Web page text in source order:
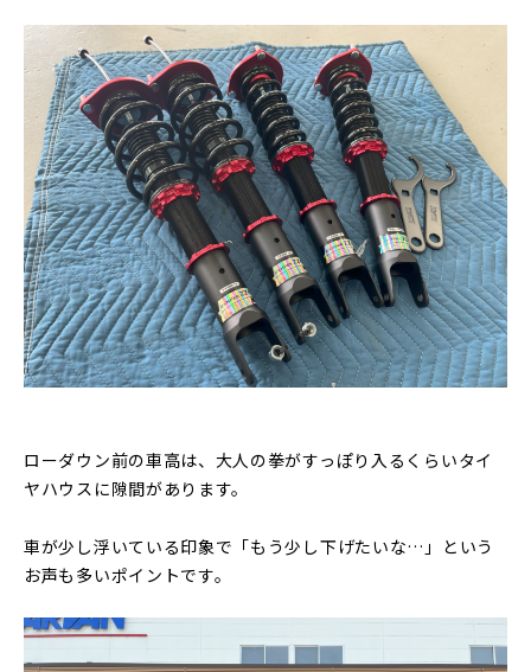
ローダウン前の車高は、大人の拳がすっぽり入るくらいタイ
ヤハウスに隙間があります。
車が少し浮いている印象で「もう少し下げたいな…」という
お声も多いポイントです。